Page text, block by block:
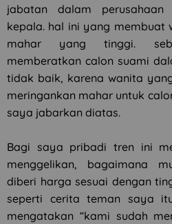
jabatan dalam
kepala. hal ini yang membuat
mahar yang tinggi.
memberatkan calon suami
tidak baik, karena wanita
meringankan mahar untuk
saya jabarkan diatas.
Bagi saya pribadi tren ini
menggelikan, bagaimana
diberi harga sesuai dengan
seperti cerita teman saya
mengatakan “kami sudah